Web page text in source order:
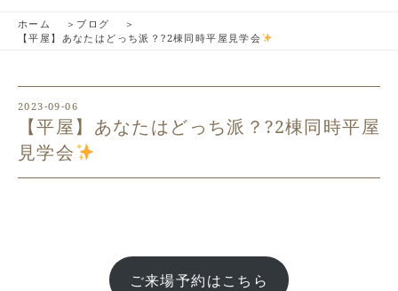
ホーム
ブログ
【平屋】あなたはどっち派？?2棟同時平屋見学会
2023-09-06
【平屋】あなたはどっち派？?2棟同時平屋
見学会
ご来場予約はこちら